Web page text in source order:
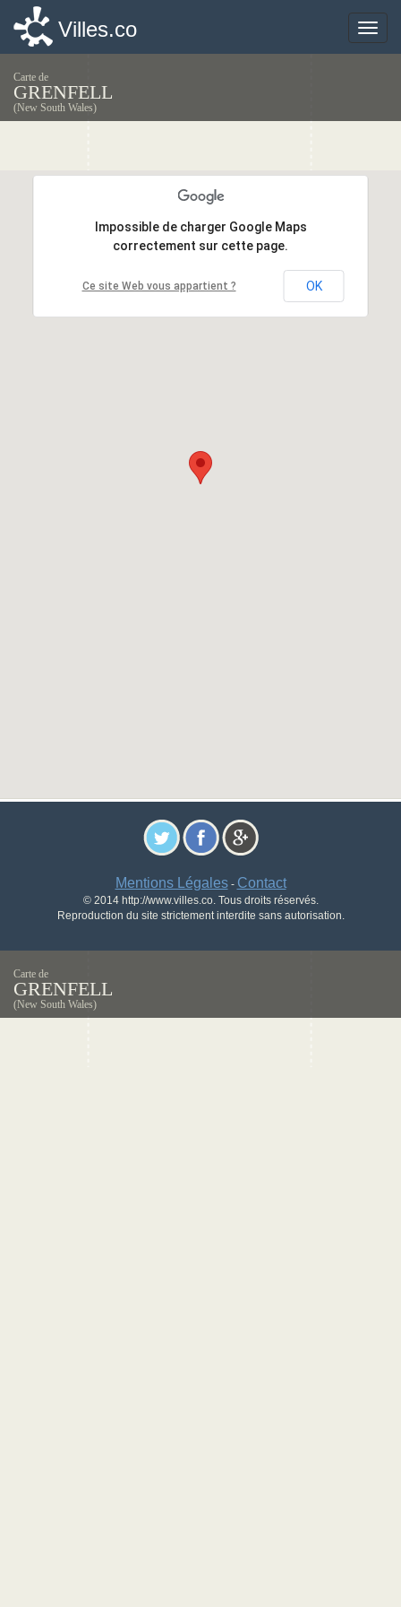
Toggle
Villes.co
Carte de
GRENFELL
(New South Wales)
Impossible de charger Google Maps
correctement sur cette page.
Ce site Web vous appartient ? OK
Impossible de charger Google Maps
correctement sur cette page.
Ce site Web vous appartient ? OK
Mentions Légales- Contact
© 2014 http://www.villes.co. Tous droits réservés.
Reproduction du site strictement interdite sans autorisation.
Toggle
Villes.co
Carte de
GRENFELL
(New South Wales)